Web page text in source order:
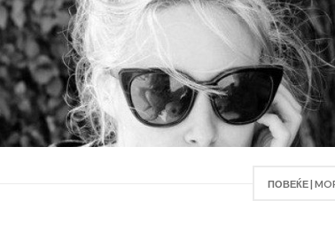
ПОВЕЌЕ |